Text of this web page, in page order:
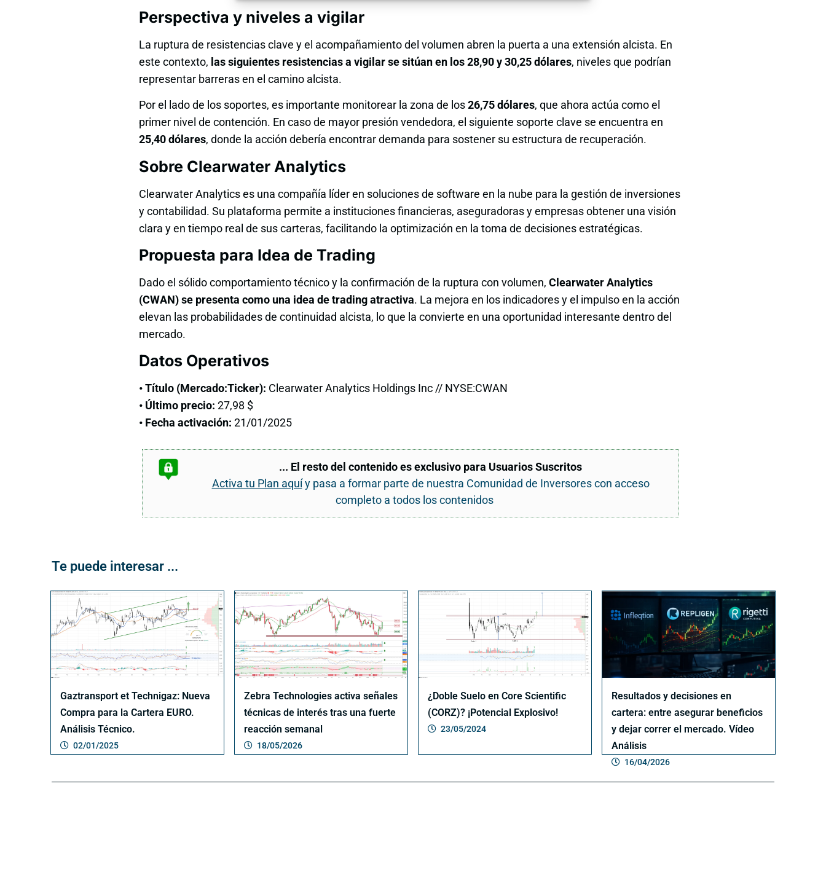
Perspectiva y niveles a vigilar
La ruptura de resistencias clave y el acompañamiento del volumen abren la puerta a una extensión alcista. En
este contexto, las siguientes resistencias a vigilar se sitúan en los 28,90 y 30,25 dólares, niveles que podrían
representar barreras en el camino alcista.
Por el lado de los soportes, es importante monitorear la zona de los26,75 dólares, que ahora actúa como el
primer nivel de contención. En caso de mayor presión vendedora, el siguiente soporte clave se encuentra en
25,40 dólares, donde la acción debería encontrar demanda para sostener su estructura de recuperación.
Sobre Clearwater Analytics
Clearwater Analytics es una compañía líder en soluciones de software en la nube para la gestión de inversiones
y contabilidad. Su plataforma permite a instituciones financieras, aseguradoras y empresas obtener una visión
clara y en tiempo real de sus carteras, facilitando la optimización en la toma de decisiones estratégicas.
Propuesta para Idea de Trading
Dado el sólido comportamiento técnico y la confirmación de la ruptura con volumen, Clearwater Analytics
(CWAN) se presenta como una idea de trading atractiva. La mejora en los indicadores y el impulso en la acción
elevan las probabilidades de continuidad alcista, lo que la convierte en una oportunidad interesante dentro del
mercado.
Datos Operativos
• Título (Mercado:Ticker): Clearwater Analytics Holdings Inc // NYSE:CWAN
• Último precio: 27,98 $
• Fecha activación: 21/01/2025
... El resto del contenido es exclusivo para Usuarios Suscritos
Activa tu Plan aquíy pasa a formar parte de nuestra Comunidad de Inversores con acceso
completo a todos los contenidos
Te puede interesar ...
Gaztransport et Technigaz: Nueva
Compra para la Cartera EURO.
Análisis Técnico.
02/01/2025
Zebra Technologies activa señales
técnicas de interés tras una fuerte
reacción semanal
18/05/2026
¿Doble Suelo en Core Scientific
(CORZ)? ¡Potencial Explosivo!
23/05/2024
Resultados y decisiones en
cartera: entre asegurar beneficios
y dejar correr el mercado. Vídeo
Análisis
16/04/2026